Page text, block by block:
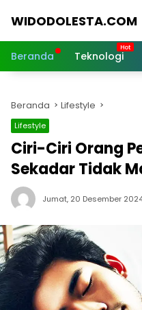
WIDODOLESTA.COM
dan
Terkini
Beranda Teknologi
Beranda Lifestyle
Lifestyle
Ciri-Ciri Orang
Sekadar Tidak
Jumat, 20 Desember